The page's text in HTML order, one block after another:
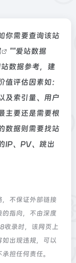
你需要查询该站
""爱站数据
数据参考，建
评估因素如：
及索引量、用户
主要还是需要根
数据则需要找站
IP、PV、跳出
不保证外部链接
指向，不由深度
收录时，该网页上
出现违规，可以
担任何责任。